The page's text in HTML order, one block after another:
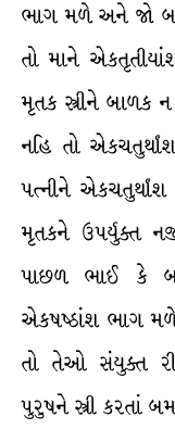
ભાગ મળે અને જો
તો માને
મૃતક સ્ત્રીને બાળક
નહિ તો
પત્નીને
મૃતકને ઉપર્યુક્ત
પાછળ ભાઈ કે
એકષષ્ઠાંશ ભાગ
તો તેઓ સંયુક્ત
પુરુષને સ્ત્રી કરતાં